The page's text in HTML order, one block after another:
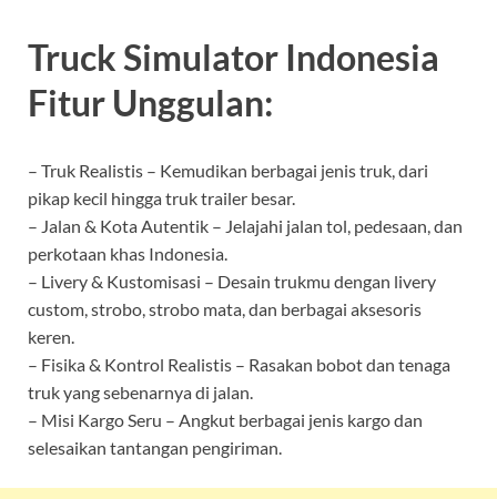
Truck Simulator Indonesia
Fitur Unggulan:
– Truk Realistis – Kemudikan berbagai jenis truk, dari
pikap kecil hingga truk trailer besar.
– Jalan & Kota Autentik – Jelajahi jalan tol, pedesaan, dan
perkotaan khas Indonesia.
– Livery & Kustomisasi – Desain trukmu dengan livery
custom, strobo, strobo mata, dan berbagai aksesoris
keren.
– Fisika & Kontrol Realistis – Rasakan bobot dan tenaga
truk yang sebenarnya di jalan.
– Misi Kargo Seru – Angkut berbagai jenis kargo dan
selesaikan tantangan pengiriman.